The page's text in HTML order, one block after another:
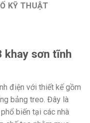
KỸ THUẬT
khay sơn tĩnh
điện với thiết kế gồm
bảng treo. Đây là
biến tại các nhà